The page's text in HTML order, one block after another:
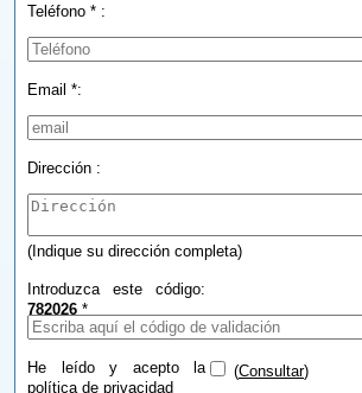
Teléfono * :
Email *:
Dirección :
(Indique su dirección completa)
Introduzca este código:
782026 *
He leído y acepto la
política de privacidad
(Consultar)